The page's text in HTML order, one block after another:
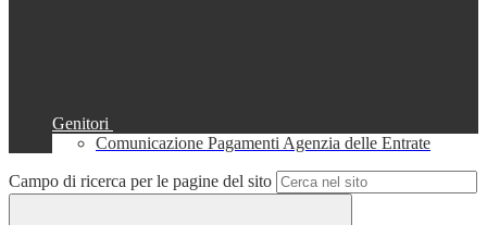
Genitori
Comunicazione Pagamenti Agenzia delle Entrate
Campo di ricerca per le pagine del sito